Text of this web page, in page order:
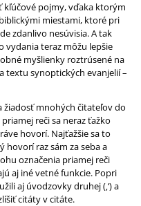
kľúčové pojmy, vďaka ktorým
miestami, ktoré pri
zdanlivo nesúvisia. A tak
vydania teraz môžu lepšie
myšlienky roztrúsené na
textu synoptických evanjelií –
žiadosť mnohých čitateľov do
reči sa neraz ťažko
hovorí. Najťažšie sa to
raz sám za seba a
označenia priamej reči
aj iné vetné funkcie. Popri
aj úvodzovky druhej (‚‘) a
citáty v citáte.